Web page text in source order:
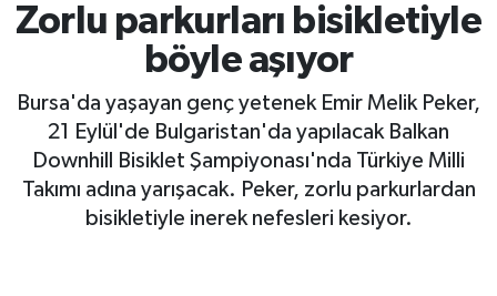
Zorlu parkurları bisikletiyle
böyle aşıyor
Bursa'da yaşayan genç yetenek Emir Melik Peker,
21 Eylül'de Bulgaristan'da yapılacak Balkan
Downhill Bisiklet Şampiyonası'nda Türkiye Milli
Takımı adına yarışacak. Peker, zorlu parkurlardan
bisikletiyle inerek nefesleri kesiyor.
Tüm Manşetler
Son Dakika Haberleri
Haber Arşivi